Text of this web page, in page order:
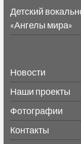
Детский
«Ангелы мира»
Новости
Наши проекты
Фотографии
Контакты